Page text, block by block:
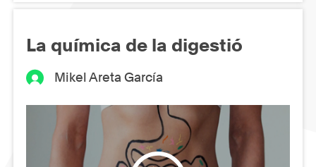
La química de la digestió
Mikel Areta García